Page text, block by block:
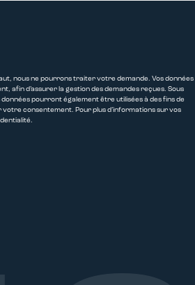
nous ne pourrons traiter votre demande. Vos données
afin d’assurer la gestion des demandes reçues. Sous
pourront également être utilisées à des fins de
consentement. Pour plus d’informations sur vos